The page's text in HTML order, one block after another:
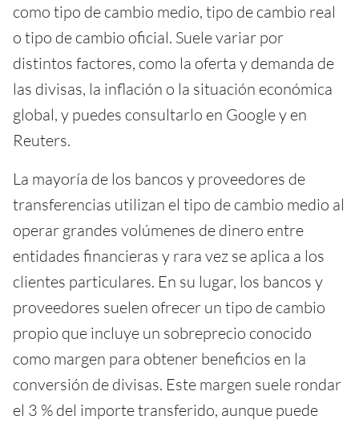
como tipo de cambio medio, tipo de cambio real
o tipo de cambio oficial. Suele variar por
distintos factores, como la oferta y demanda de
las divisas, la inflación o la situación económica
global, y puedes consultarlo en Google y en
Reuters.
La mayoría de los bancos y proveedores de
transferencias utilizan el tipo de cambio medio al
operar grandes volúmenes de dinero entre
entidades financieras y rara vez se aplica a los
clientes particulares. En su lugar, los bancos y
proveedores suelen ofrecer un tipo de cambio
propio que incluye un sobreprecio conocido
como margen para obtener beneficios en la
conversión de divisas. Este margen suele rondar
el 3 % del importe transferido, aunque puede